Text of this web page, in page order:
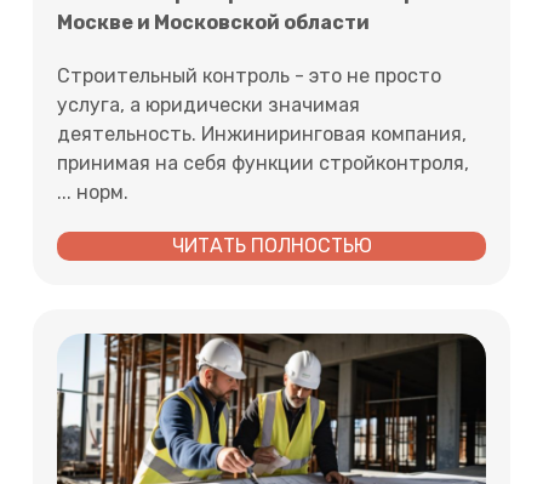
Москве и Московской области
Строительный контроль - это не просто
услуга, а юридически значимая
деятельность. Инжиниринговая компания,
принимая на себя функции стройконтроля,
... норм.
ЧИТАТЬ ПОЛНОСТЬЮ